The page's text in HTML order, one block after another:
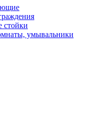
стойки
умывальники